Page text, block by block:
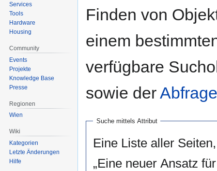
Finden von
einem
verfügbare
sowie der
Suche mittels Attribut
Eine Liste aller
„Eine neuer Ansatz
Services
Tools
Hardware
Housing
Community
Events
Projekte
Knowledge Base
Presse
Regionen
Wien
Wiki
Kategorien
Letzte Änderungen
Hilfe